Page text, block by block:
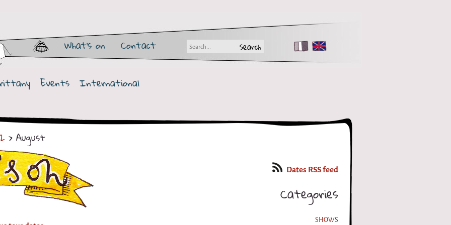
What's on Contact FR EN
Events International
> August
Dates RSS feed
Categories
SHOWS